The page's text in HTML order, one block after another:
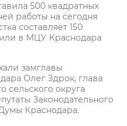
500 квадратных
работы на сегодня
составляет 150
в МЦУ Краснодара
замглавы
Олег Здрок, глава
сельского округа
Законодательного
Краснодара.